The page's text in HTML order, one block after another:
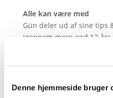
Denne hjemmeside bruger
Alle kan være med
Gün deler ud af sine tips
igennem mere end 12
bliver også gerne
vejledning til netop din
oplæg, hvor alle kan være